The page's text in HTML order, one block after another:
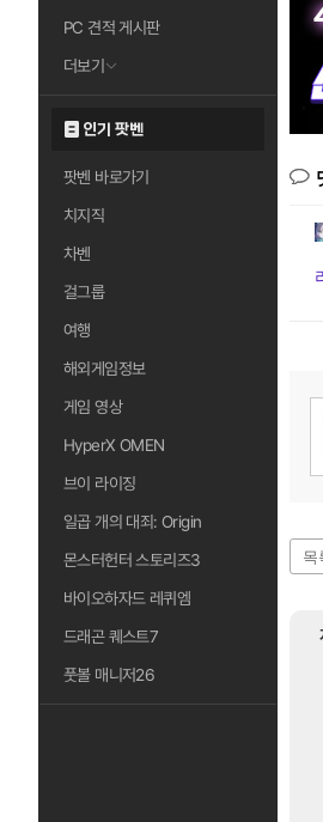
PC 견적 게시판
더보기
인기 팟벤
팟벤 바로가기
치지직
차벤
걸그룹
여행
해외게임정보
게임 영상
HyperX OMEN
브이 라이징
일곱 개의 대죄: Origin
몬스터헌터 스토리즈3
바이오하자드 레퀴엠
드래곤 퀘스트7
풋볼 매니저26
목
[75]
가족여행을 다녀왔습니다.